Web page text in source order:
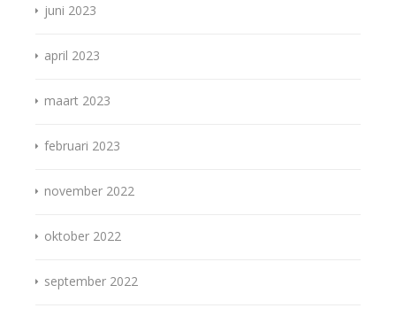
juni 2023
april 2023
maart 2023
februari 2023
november 2022
oktober 2022
september 2022